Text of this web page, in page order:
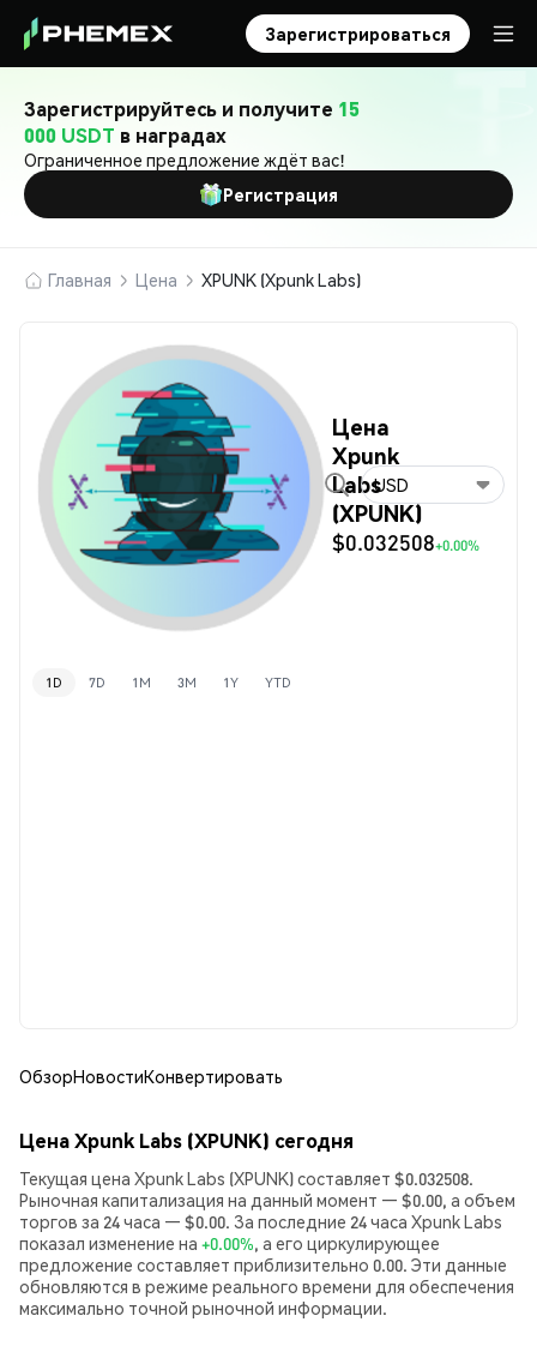
Зарегистрироваться
Зарегистрируйтесь и получите 15
000 USDT в наградах
Ограниченное предложение ждёт вас!
Регистрация
Главная Цена XPUNK (Xpunk Labs)
Цена
Xpunk
Labs
(XPUNK)
$0.032508+0.00%
USD
1D 7D 1M 3M 1Y YTD
ОбзорНовостиКонвертировать
Цена Xpunk Labs (XPUNK) сегодня
Текущая цена Xpunk Labs (XPUNK) составляет $0.032508.
Рыночная капитализация на данный момент — $0.00, а объем
торгов за 24 часа — $0.00. За последние 24 часа Xpunk Labs
показал изменение на +0.00%, а его циркулирующее
предложение составляет приблизительно 0.00. Эти данные
обновляются в режиме реального времени для обеспечения
максимально точной рыночной информации.